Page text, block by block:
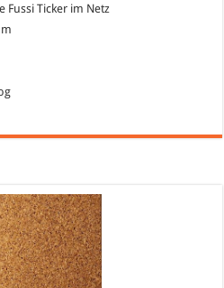
Fussi Ticker im Netz